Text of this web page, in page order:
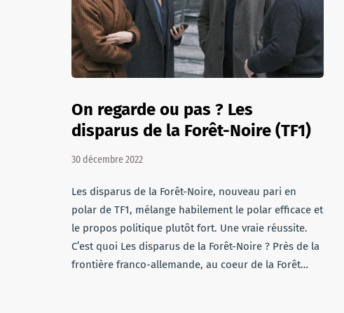
On regarde ou pas ? Les
disparus de la Forêt-Noire (TF1)
30 décembre 2022
Les disparus de la Forêt-Noire, nouveau pari en
polar de TF1, mélange habilement le polar efficace et
le propos politique plutôt fort. Une vraie réussite.
C’est quoi Les disparus de la Forêt-Noire ? Près de la
frontière franco-allemande, au coeur de la Forêt…